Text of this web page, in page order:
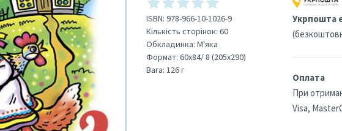
ISBN: 978-966-10-1026-9
Кількість сторінок: 60
Обкладинка: М'яка
Формат: 60х84/ 8 (205х290)
Вага: 126 г
Укрпошта
Оплата
При
Visa,